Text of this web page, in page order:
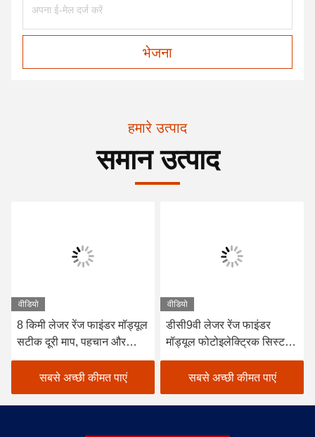
भेजना
हमारे उत्पाद
समान उत्पाद
वीडियो
8 किमी लेजर रेंज फाइंडर मॉड्यूल
सटीक दूरी माप, पहचान और
स्थानीयकरण
सबसे अच्छी कीमत पाएं
वीडियो
डीसी9वी लेजर रेंज फाइंडर
मॉड्यूल फोटोइलेक्ट्रिक सिस्टम
लक्ष्य दूरी 120g का पता लगाएं,
लेजर दूरी माप
सबसे अच्छी कीमत पाएं